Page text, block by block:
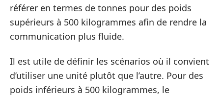
référer en termes de tonnes pour des poids
supérieurs à 500 kilogrammes afin de rendre la
communication plus fluide.
Il est utile de définir les scénarios où il convient
d’utiliser une unité plutôt que l’autre. Pour des
poids inférieurs à 500 kilogrammes, le